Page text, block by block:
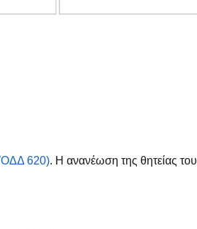
620). Η ανανέωση της θητείας του